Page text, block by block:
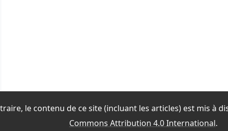
le contenu de ce site (incluant les articles) est mis à
Commons Attribution 4.0 International.